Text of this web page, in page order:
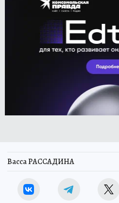
Васса РАССАДИНА